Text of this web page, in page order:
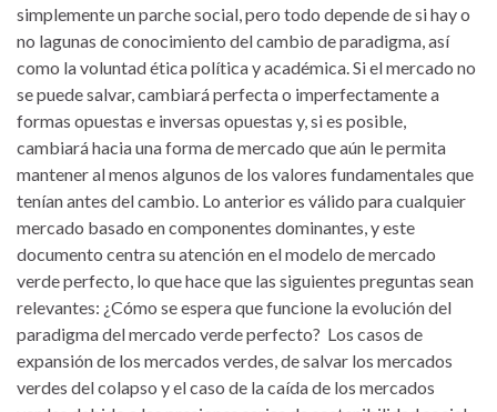
simplemente un parche social, pero todo depende de si hay o
no lagunas de conocimiento del cambio de paradigma, así
como la voluntad ética política y académica. Si el mercado no
se puede salvar, cambiará perfecta o imperfectamente a
formas opuestas e inversas opuestas y, si es posible,
cambiará hacia una forma de mercado que aún le permita
mantener al menos algunos de los valores fundamentales que
tenían antes del cambio. Lo anterior es válido para cualquier
mercado basado en componentes dominantes, y este
documento centra su atención en el modelo de mercado
verde perfecto, lo que hace que las siguientes preguntas sean
relevantes: ¿Cómo se espera que funcione la evolución del
paradigma del mercado verde perfecto? Los casos de
expansión de los mercados verdes, de salvar los mercados
verdes del colapso y el caso de la caída de los mercados